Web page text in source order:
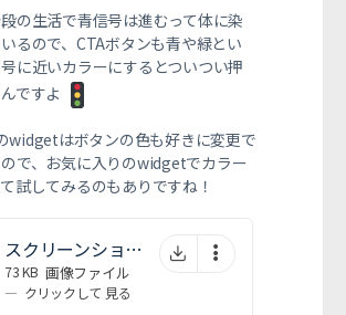
の生活で青信号は進むって体に染
るので、CTAボタンも青や緑とい
に近いカラーにするとついつい押
ですよ
widgetはボタンの色も好きに変更で
で、お気に入りのwidgetでカラー
試してみるのもありですね！
スクリーンショット-2022-07-29-11.29.05.png
73 KB 画像ファイル
— クリックして 見る